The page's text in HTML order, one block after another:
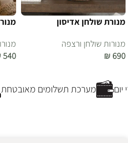
מנורת שולחן אדיסון
מנורות שולחן ורצפה
₪ 690
540
מערכת תשלומים מאובטחת